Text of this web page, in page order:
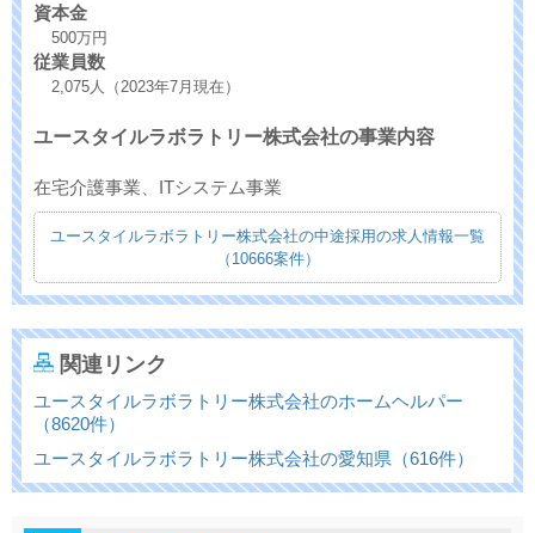
資本金
500万円
従業員数
2,075人（2023年7月現在）
ユースタイルラボラトリー株式会社の事業内容
在宅介護事業、ITシステム事業
ユースタイルラボラトリー株式会社の中途採用の求人情報一覧
（10666案件）
関連リンク
ユースタイルラボラトリー株式会社のホームヘルパー
（8620件）
ユースタイルラボラトリー株式会社の愛知県（616件）